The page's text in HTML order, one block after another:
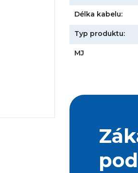
Délka kabelu:
Typ produktu:
MJ